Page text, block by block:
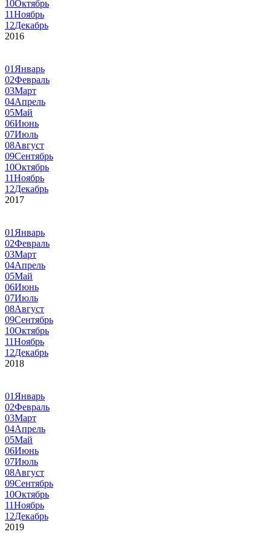
10Октябрь
11Ноябрь
12Декабрь
2016
01 Январь
02Февраль
03Март
04Апрель
05Май
06Июнь
07Июль
08Август
09Сентябрь
10Октябрь
11Ноябрь
12Декабрь
2017
01 Январь
02Февраль
03Март
04Апрель
05Май
06Июнь
07Июль
08Август
09Сентябрь
10Октябрь
11Ноябрь
12Декабрь
2018
01 Январь
02Февраль
03Март
04Апрель
05Май
06Июнь
07Июль
08Август
09Сентябрь
10Октябрь
11Ноябрь
12Декабрь
2019